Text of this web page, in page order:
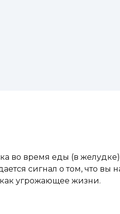
во время еды (в
сигнал о том, что вы
угрожающее жизни.